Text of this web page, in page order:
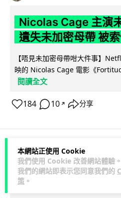
本網站正使用 Cookie
我們使用 Cookie 改善網站體驗
我們的網站即表示您同意我們的
策 。
Nicolas Cage 主演
遺失未加密母帶 被
【唔見未加密母帶咁大件事】
映的 Nicolas Cage 電影《
閱讀全文
184 10 ↗ 分享
人工智能
Vin